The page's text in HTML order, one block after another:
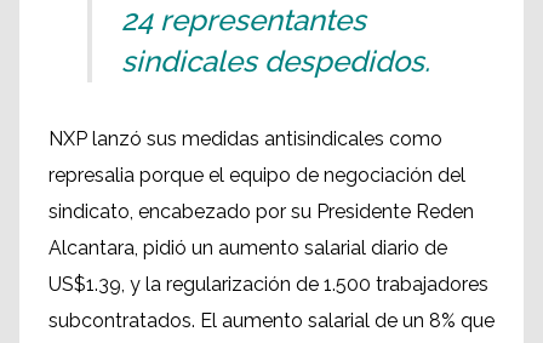
24 representantes
sindicales despedidos.
NXP lanzó sus medidas antisindicales como
represalia porque el equipo de negociación del
sindicato, encabezado por su Presidente Reden
Alcantara, pidió un aumento salarial diario de
US$1.39, y la regularización de 1.500 trabajadores
subcontratados. El aumento salarial de un 8% que